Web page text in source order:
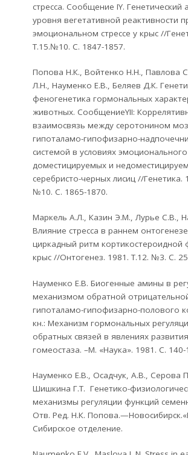
стресса. Сообщение IY. Генетический
уровня вегетативной реактивности
эмоциональном стрессе у крыс //
Т.15.№10. С. 1847-1857.
Попова Н.К., Войтенко Н.Н., Павлова
Л.Н., Науменко Е.В., Беляев Д.К.
феногенетика гормональных
животных. СообщениеYII:
взаимосвязь между серотонином
гипоталамо-гипофизарно-
системой в условиях эмоционального
доместицируемых и
серебристо-черных лисиц //Генетика.
№10. С. 1865-1870.
Маркель А.Л., Казин Э.М., Лурье С.В.,
Влияние стресса в раннем
циркадный ритм кортикостероидной
крыс //Онтогенез. 1981. Т.12. №3. С.
Науменко Е.В. Биогенные амины в
механизмом обратной
гипоталамо-гипофизарно-полового
кн.: Механизм гормональных
обратных связей в явлениях
гомеостаза. –М. «Наука». 1981. С. 140-
Науменко Е.В., Осадчук, А.В., Серова
Шишкина Г.Т. Генетико-
механизмы регуляции функций
Отв. Ред. Н.К.
Сибирское отделение.